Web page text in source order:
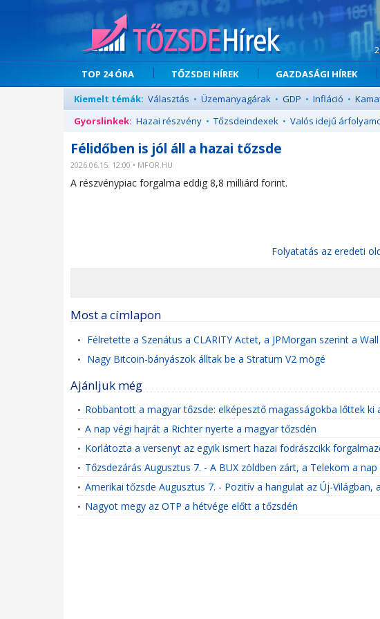
TOP 24 ÓRA TŐZSDEI HÍREK GAZDASÁGI HÍREK
Kiemelt témák: Választás • Üzemanyagárak • GDP • Infláció •
Gyorslinkek: Hazai részvény • Tőzsdeindexek • Valós idejű
Félidőben is jól áll a hazai tőzsde
2026.06.15. 12:00 • MFOR.HU
A részvénypiac forgalma eddig 8,8 milliárd forint.
Folyatatás az eredeti
Most a címlapon
• Félretette a Szenátus a CLARITY Actet, a JPMorgan szerint a
• Nagy Bitcoin-bányászok álltak be a Stratum V2 mögé
Ajánljuk még
• Robbantott a magyar tőzsde: elképesztő magasságokba lőttek ki
• A nap végi hajrát a Richter nyerte a magyar tőzsdén
• Korlátozta a versenyt az egyik ismert hazai fodrászcikk
• Tőzsdezárás Augusztus 7. - A BUX zöldben zárt, a Telekom a nap
• Amerikai tőzsde Augusztus 7. - Pozitív a hangulat az Új-Világban,
• Nagyot megy az OTP a hétvége előtt a tőzsdén